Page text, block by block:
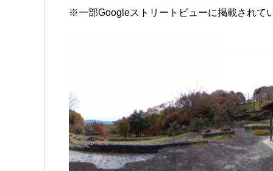
※一部Googleストリートビューに掲載されて